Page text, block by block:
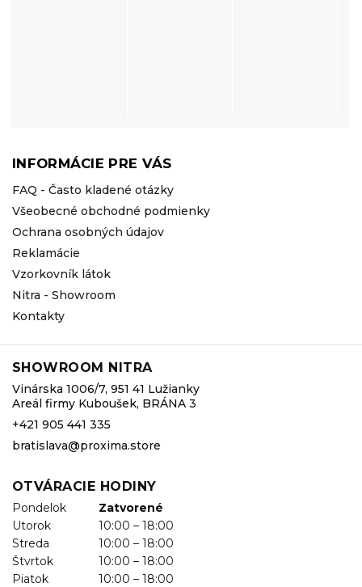
INFORMÁCIE PRE VÁS
FAQ - Často kladené otázky
Všeobecné obchodné podmienky
Ochrana osobných údajov
Reklamácie
Vzorkovník látok
Nitra - Showroom
Kontakty
SHOWROOM NITRA
Vinárska 1006/7, 951 41 Lužianky
Areál firmy Kuboušek, BRÁNA 3
+421 905 441 335
bratislava@proxima.store
OTVÁRACIE HODINY
Pondelok
Zatvorené
Utorok
10:00 – 18:00
Streda
10:00 – 18:00
Štvrtok
10:00 – 18:00
Piatok
10:00 – 18:00